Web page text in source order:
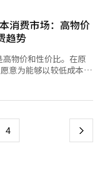
“滥用风险药物”的公
：“需要谨慎处方和使
按照批准的用法谨慎使
与编辑。
案。”他还表示：“未
‘性价比改造’需求可能
一次充电的续航仍仅为
至30%，长途出行时充
发PHEV和EREV的原
池制造商都在积极开
关市场在可预见的未来
人工智能（AI）系统翻
这表明，感到高价专业
目光不仅
正在扩展游泳、高尔
在此背景
监督院电子公示系统，
亿韩元，比前一年
营业利润从
；净利润从3095亿韩
店数量约为1600家。
近最受欢迎的跑步背心
人工智能（AI）系统
型航空公司与LCC之
下。2012年，LCC在日
低于ANA和JAL。 根
ANA和JAL的“每公里
的17.0日元，而桃子
至8.7日元。这意味
左右，而到2024年
员表示，美国的Delta
消费市场：高物价
趋势
物价和性价比。在原
意为能够以较低成本获
扑的排名形式，评估了
明中东局势的不稳定已
乎封锁了霍尔木兹海峡
4 下